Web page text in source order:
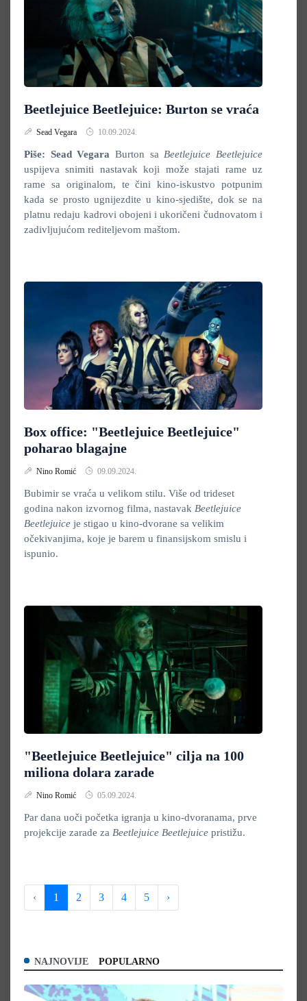
Beetlejuice Beetlejuice: Burton se vraća
Sead Vegara 10.09.2024.
Piše: Sead Vegara Burton sa Beetlejuice Beetlejuice
uspijeva snimiti nastavak koji može stajati rame uz
rame sa originalom, te čini kino-iskustvo potpunim
kada se prosto ugnijezdite u kino-sjedište, dok se na
platnu redaju kadrovi obojeni i ukoričeni čudnovatom i
zadivljujućom rediteljevom maštom.
Box office: "Beetlejuice Beetlejuice"
poharao blagajne
Nino Romić 09.09.2024.
Bubimir se vraća u velikom stilu. Više od trideset
godina nakon izvornog filma, nastavak Beetlejuice
Beetlejuice je stigao u kino-dvorane sa velikim
očekivanjima, koje je barem u finansijskom smislu i
ispunio.
"Beetlejuice Beetlejuice" cilja na 100
miliona dolara zarade
Nino Romić 05.09.2024.
Par dana uoči početka igranja u kino-dvoranama, prve
projekcije zarade za Beetlejuice Beetlejuice pristižu.
‹ 1 2 3 4 5 ›
NAJNOVIJE POPULARNO